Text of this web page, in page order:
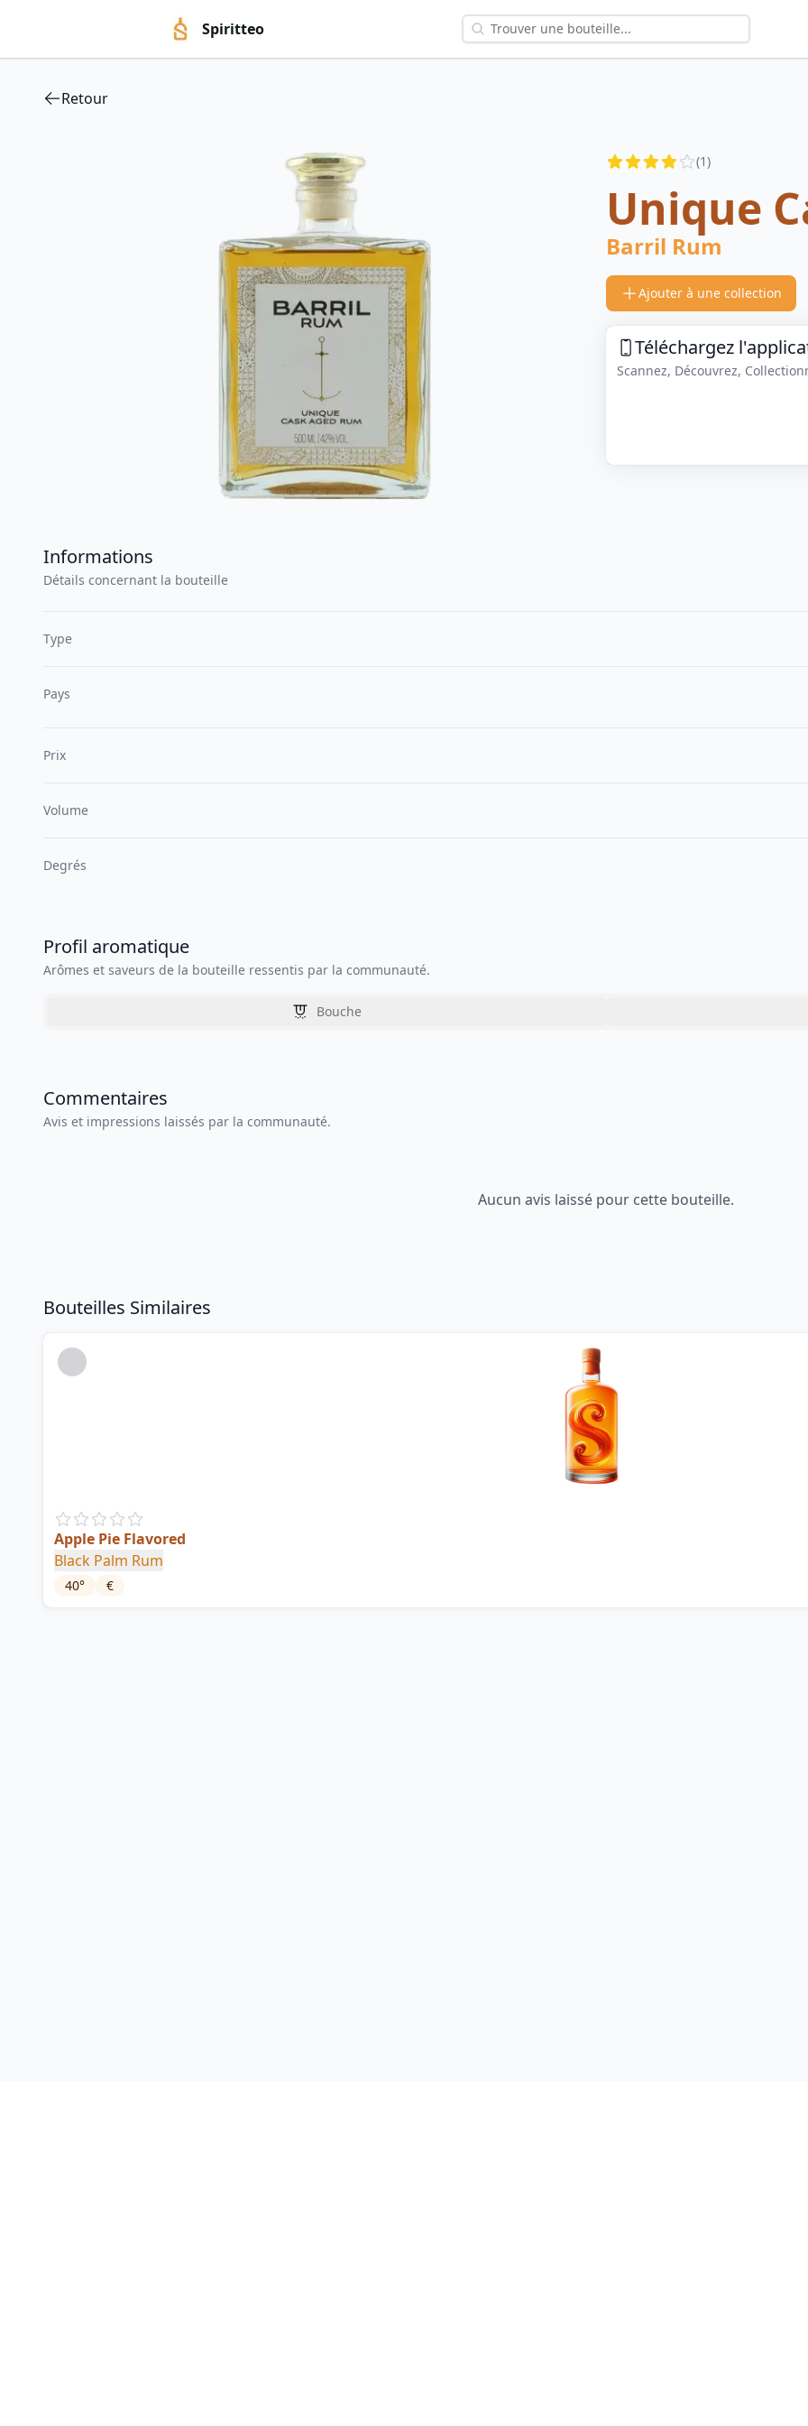
Spiritteo
Retour
Reviews (1)
Unique
Barril Rum
Ajouter à une collection
Téléchargez
Scannez, Découvrez,
Informations
Détails concernant la bouteille
Type
Pays
Prix
Volume
Degrés
Profil aromatique
Arômes et saveurs de la bouteille ressentis par la communauté.
Bouche
Commentaires
Avis et impressions laissés par la communauté.
Aucun avis laissé pour cette bouteille.
Bouteilles Similaires
Apple Pie Flavored
Black Palm Rum
40° €